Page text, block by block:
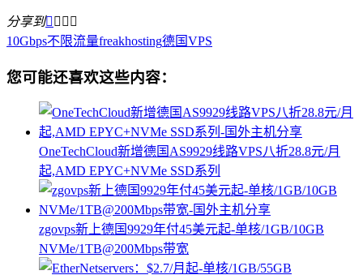
分享到   
10Gbps不限流量freakhosting德国VPS
您可能还喜欢这些内容：
OneTechCloud新增德国AS9929线路VPS八折28.8元/月
起,AMD EPYC+NVMe SSD系列
zgovps新上德国9929年付45美元起-单核/1GB/10GB
NVMe/1TB@200Mbps带宽